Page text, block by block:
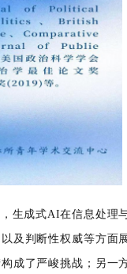
生成式AI在信息处理
及判断性权威等方面
成了严峻挑战；另一